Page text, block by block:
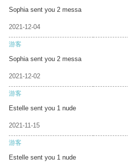
Sophia sent you 2 messa
2021-12-04
游客
Sophia sent you 2 messa
2021-12-02
游客
Estelle sent you 1 nude
2021-11-15
游客
Estelle sent you 1 nude